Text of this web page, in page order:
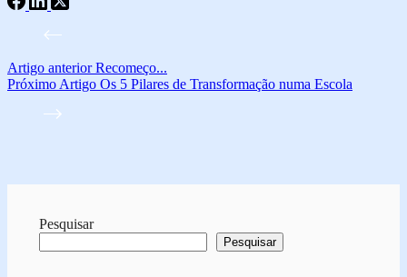
Artigo anteriorRecomeço...
Próximo Artigo Os 5 Pilares de Transformação numa Escola
Pesquisar
Pesquisar